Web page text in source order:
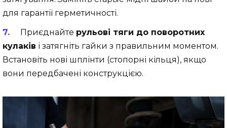
для гарантії герметичності.
Приєднайте рульові тяги до поворотних
кулаків і затягніть гайки з правильним моментом.
Встановіть нові шплінти (стопорні кільця), якщо
вони передбачені конструкцією.